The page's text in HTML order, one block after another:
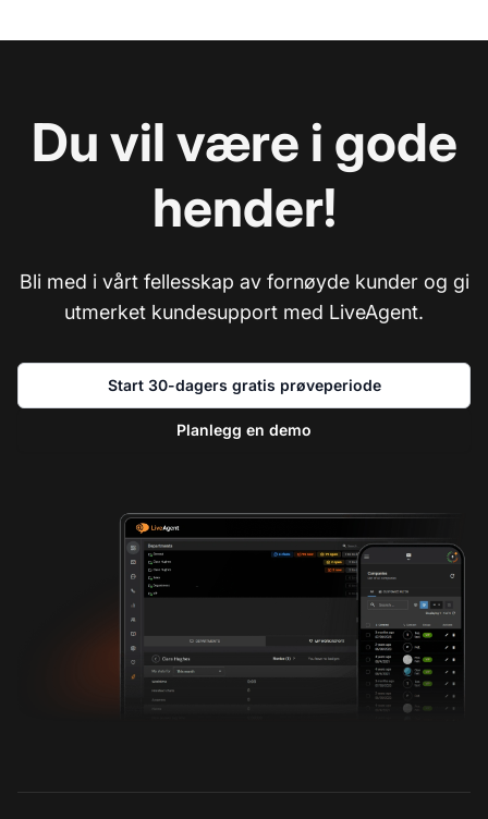
Du vil være i gode
hender!
Bli med i vårt fellesskap av fornøyde kunder og gi
utmerket kundesupport med LiveAgent.
Start 30-dagers gratis prøveperiode
Planlegg en demo